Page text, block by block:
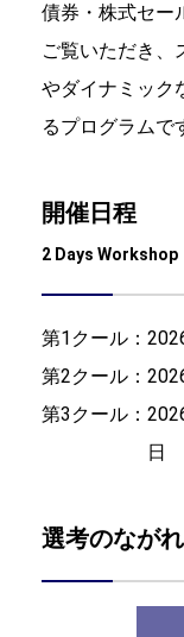
債券・株式セー
ご覧いただき、
やダイナミック
るプログラムで
開催日程
2 Days Workshop
第1クール：
第2クール：
第3クール：
日
選考のながれ